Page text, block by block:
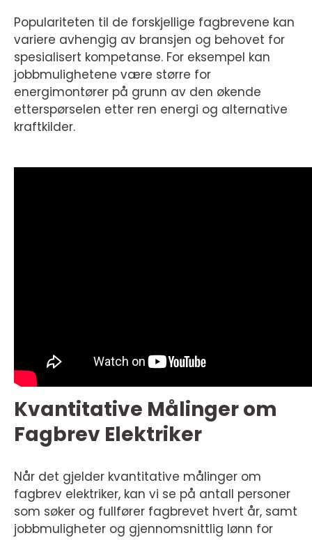
Populariteten til de forskjellige fagbrevene kan
variere avhengig av bransjen og behovet for
spesialisert kompetanse. For eksempel kan
jobbmulighetene være større for
energimontører på grunn av den økende
etterspørselen etter ren energi og alternative
kraftkilder.
Kvantitative Målinger om
Fagbrev Elektriker
Når det gjelder kvantitative målinger om
fagbrev elektriker, kan vi se på antall personer
som søker og fullfører fagbrevet hvert år, samt
jobbmuligheter og gjennomsnittlig lønn for